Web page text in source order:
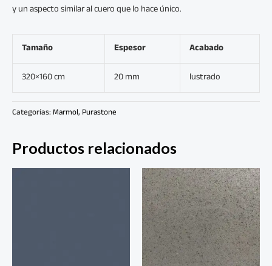
y un aspecto similar al cuero que lo hace único.
Tamaño Espesor
Acabado
320×160 cm
20 mm lustrado
Categorías:Marmol, Purastone
Productos relacionados